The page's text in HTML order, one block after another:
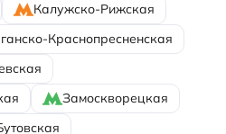
Калужско-Рижская
Краснопресненская
Замоскворецкая